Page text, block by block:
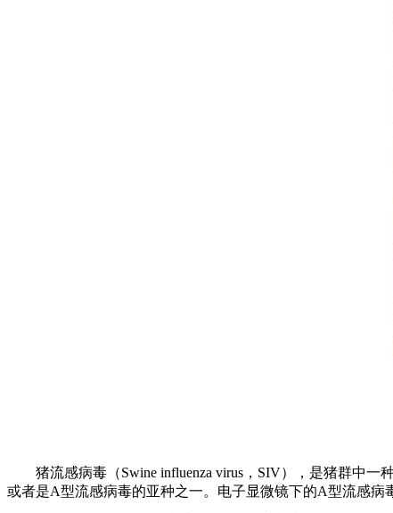
猪流感病毒（Swine influenza virus，SIV），是猪群中
或者是A型流感病毒的亚种之一。电子显微镜下的A型流感病